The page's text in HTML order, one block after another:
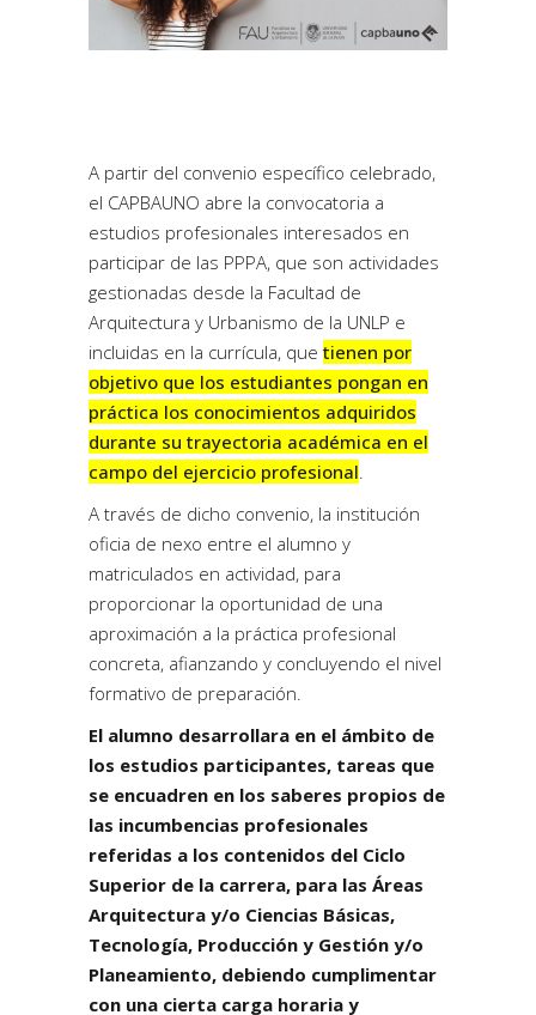
A partir del convenio específico celebrado,
el CAPBAUNO abre la convocatoria a
estudios profesionales interesados en
participar de las PPPA, que son actividades
gestionadas desde la Facultad de
Arquitectura y Urbanismo de la UNLP e
incluidas en la currícula, que tienen por
objetivo que los estudiantes pongan en
práctica los conocimientos adquiridos
durante su trayectoria académica en el
campo del ejercicio profesional
A través de dicho convenio, la institución
oficia de nexo entre el alumno y
matriculados en actividad, para
proporcionar la oportunidad de una
aproximación a la práctica profesional
concreta, afianzando y concluyendo el nivel
formativo de preparación.
El alumno desarrollara en el ámbito de
los estudios participantes, tareas que
se encuadren en los saberes propios de
las incumbencias profesionales
referidas a los contenidos del Ciclo
Superior de la carrera, para las Áreas
Arquitectura y/o Ciencias Básicas,
Tecnología, Producción y Gestión y/o
Planeamiento, debiendo cumplimentar
con una cierta carga horaria y